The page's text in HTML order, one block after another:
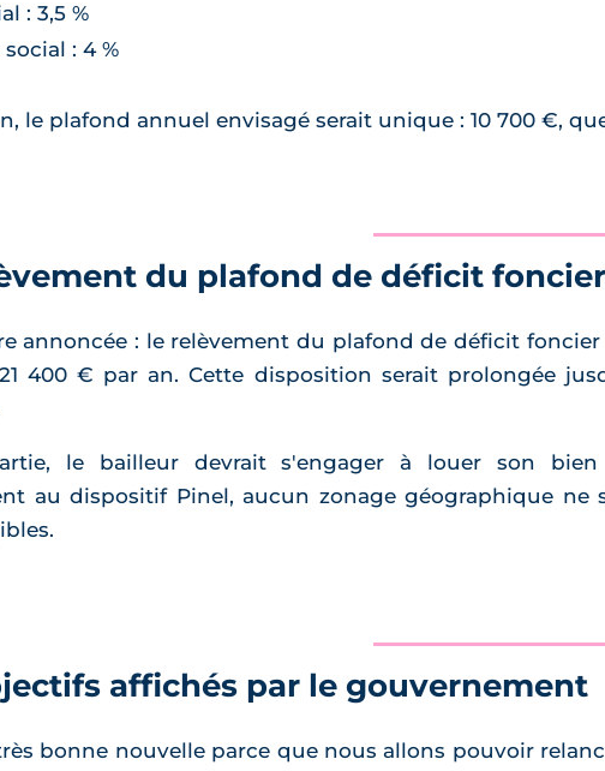
: 3,5 %
: 4 %
le plafond annuel envisagé serait unique : 10 700 €,
du plafond de déficit foncier
annoncée : le relèvement du plafond de déficit
400 € par an. Cette disposition serait prolongée
le bailleur devrait s'engager à louer son
au dispositif Pinel, aucun zonage géographique
affichés par le gouvernement
bonne nouvelle parce que nous allons pouvoir